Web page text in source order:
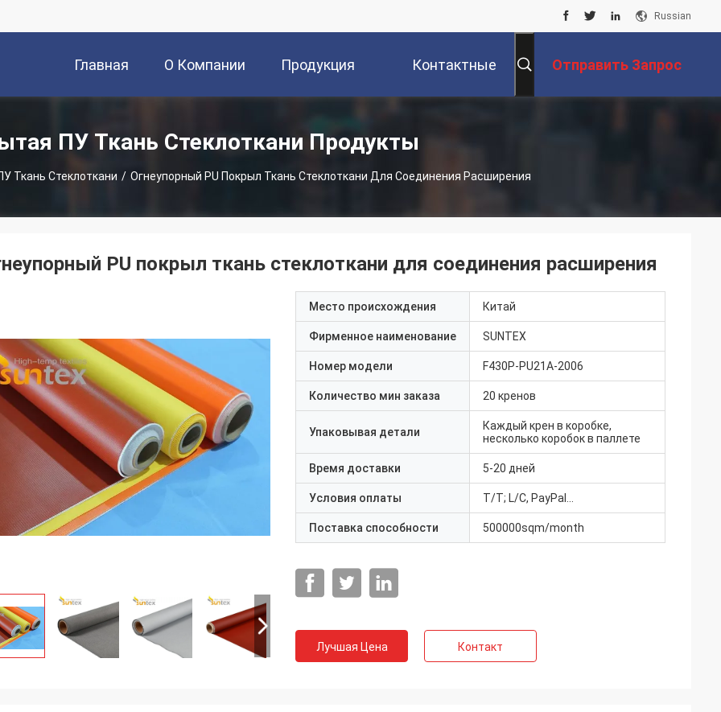
Russian
Главная
Страница
О Компании Продукция Контактные Отправить Запрос
ПУ Ткань Стеклоткани Продукты
Ткань Стеклоткани / Огнеупорный PU Покрыл Ткань Стеклоткани Для Соединения Расширения
PU покрыл ткань стеклоткани для соединения расширения
Место происхождения Китай
Фирменное наименование SUNTEX
Номер модели F430P-PU21A-2006
Количество мин заказа 20 кренов
Упаковывая детали
Каждый крен в коробке,
несколько коробок в паллете
Время доставки 5-20 дней
Условия оплаты T/T; L/C, PayPal…
Поставка способности 500000sqm/month
Лучшая Цена Контакт